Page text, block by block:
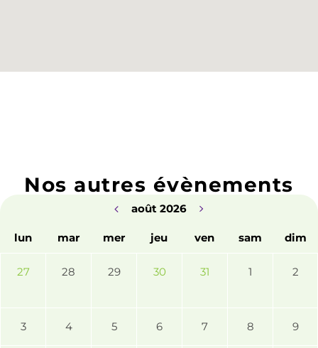
Nos autres évènements
août 2026
lun mar mer jeu ven sam dim
27 28 29 30 31 1 2
3 4 5 6 7 8 9